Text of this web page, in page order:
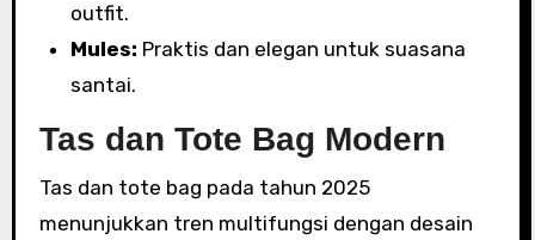
outfit.
Mules: Praktis dan elegan untuk suasana
santai.
Tas dan Tote Bag Modern
Tas dan tote bag pada tahun 2025
menunjukkan tren multifungsi dengan desain